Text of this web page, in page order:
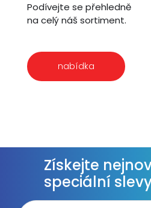
Podívejte se přehledně
na celý náš sortiment.
nabídka
Získejte
speciální